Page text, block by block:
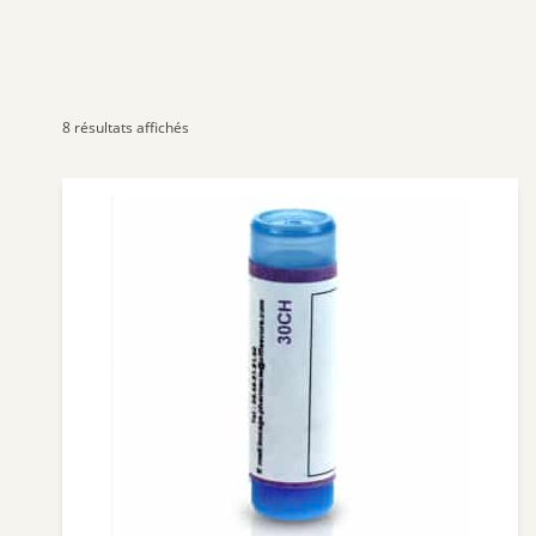
8 résultats affichés